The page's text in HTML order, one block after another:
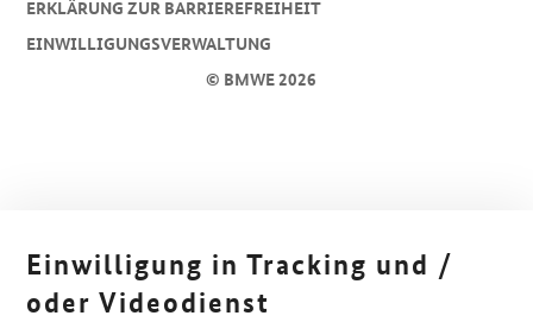
© BMWE 2026
ERKLÄRUNG ZUR BARRIEREFREIHEIT
EINWILLIGUNGSVERWALTUNG
Einwilligung in Tracking und /
oder Videodienst